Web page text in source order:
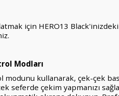
için HERO13
Modları
modunu kullanarak, çek-çek
seferde çekim yapmanızı